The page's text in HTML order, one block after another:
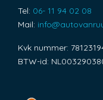
Airco
Elektrische
Tel: 06- 11 94 02 08
Mail:
Kvk nummer:
BTW-id: